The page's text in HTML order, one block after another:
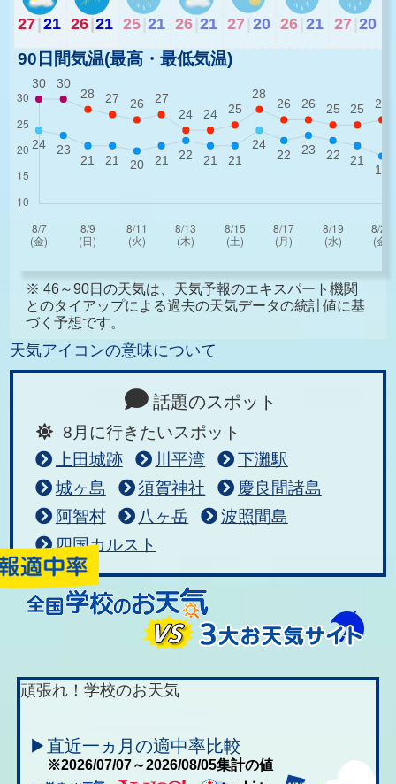
27|21 26|21 25 21 26 21 27 20 26 21 27 20
90日間気温(最高・最低気温)
※ 46～90日の天気は、天気予報のエキスパート機関
とのタイアップによる過去の天気データの統計値に基
づく予想です。
天気アイコンの意味について
話題のスポット
8月に行きたいスポット
上田城跡
川平湾
下灘駅
城ヶ島
須賀神社
慶良間諸島
阿智村
八ヶ岳
波照間島
四国カルスト
頑張れ！学校のお天気
▶直近一ヵ月の適中率比較
※2026/07/07～2026/08/05集計の値